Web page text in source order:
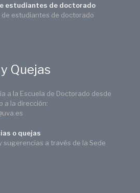
estudiantes de doctorado
estudiantes de doctorado
Quejas
a la Escuela de Doctorado desde
a la dirección:
o quejas
sugerencias a través de la Sede